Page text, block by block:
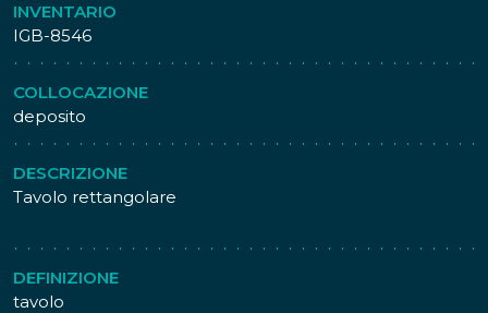
INVENTARIO
IGB-8546
COLLOCAZIONE
deposito
DESCRIZIONE
Tavolo rettangolare
DEFINIZIONE
tavolo